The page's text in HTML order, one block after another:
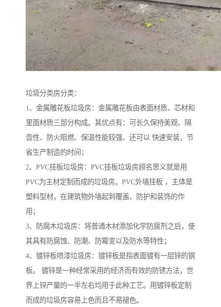
垃圾分类房分类：
1、金属雕花板垃圾房：金属雕花板由表面材质、芯材和
里面材质三部分构成。其优点有：可长久保持美观、隔
音性、防火阻燃、保温性能较强、还可以 快速安装，节
省生产制造的时间；
2、PVC挂板垃圾房：PVC挂板垃圾房顾名思义就是用
PVC为主材定制而成的垃圾房。PVC外墙挂板 ，主体是
塑料型材，在建筑物外墙起到覆盖、防护和装饰的作
用；
3、防腐木垃圾房：将普通木材添加化学防腐剂之后，使
其具有防腐蚀、防潮、防霉变以及防水等特性；
4、镀锌板喷漆垃圾房：镀锌板是指表面镀有一层锌的钢
板。 镀锌是一种经常采用的经济而有效的防锈方法，世
界上锌产量的一半左右均用于此种工艺。用镀锌板定制
而成的垃圾房容易上色而且不易褪色。